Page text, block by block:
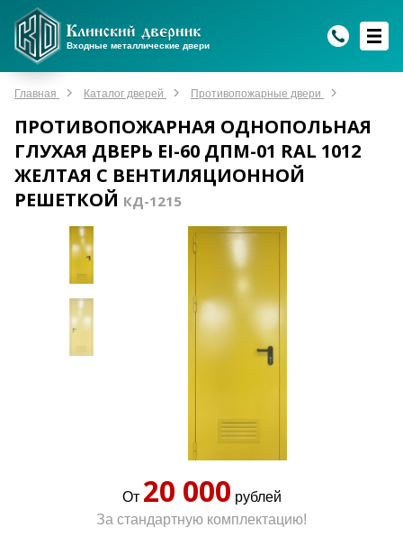
Входные металлические двери
Главная Каталог дверей Противопожарные двери
ПРОТИВОПОЖАРНАЯ ОДНОПОЛЬНАЯ
ГЛУХАЯ ДВЕРЬ EI-60 ДПМ-01 RAL 1012
ЖЕЛТАЯ С ВЕНТИЛЯЦИОННОЙ
РЕШЕТКОЙ КД-1215
От 20 000 рублей
За стандартную комплектацию!
Max
Мы онлайн!
WhatsApp
Мы онлайн!
Telegram
Мы онлайн!
Max
Мы онлайн!
WhatsApp
Мы онлайн!